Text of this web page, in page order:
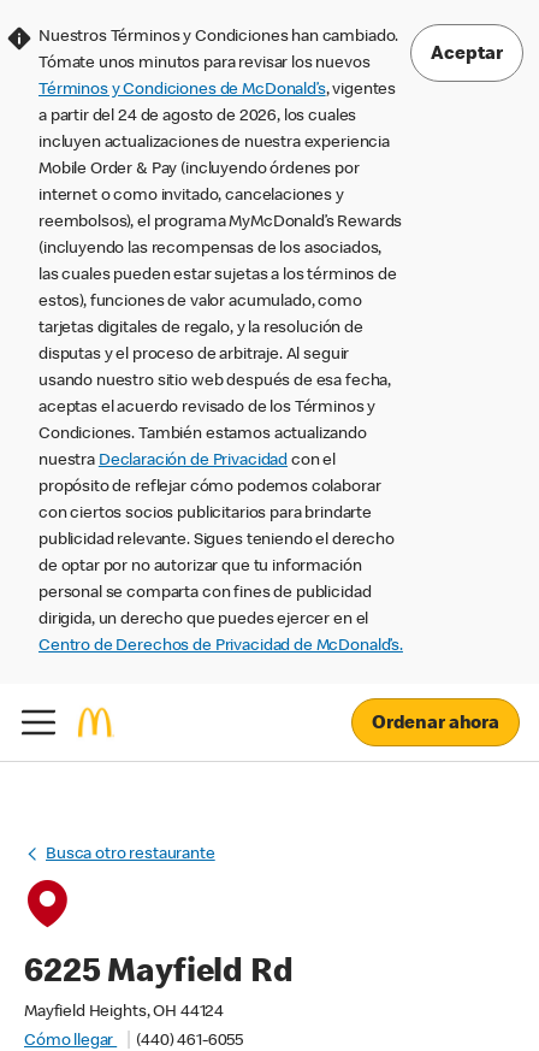
Nuestros Términos y Condiciones han cambiado.
Tómate unos minutos para revisar los nuevos
Términos y Condiciones de McDonald’s, vigentes
a partir del 24 de agosto de 2026, los cuales
incluyen actualizaciones de nuestra experiencia
Mobile Order & Pay (incluyendo órdenes por
internet o como invitado, cancelaciones y
reembolsos), el programa MyMcDonald’s Rewards
(incluyendo las recompensas de los asociados,
las cuales pueden estar sujetas a los términos de
estos), funciones de valor acumulado, como
tarjetas digitales de regalo, y la resolución de
disputas y el proceso de arbitraje. Al seguir
usando nuestro sitio web después de esa fecha,
aceptas el acuerdo revisado de los Términos y
Condiciones. También estamos actualizando
nuestra Declaración de Privacidad con el
propósito de reflejar cómo podemos colaborar
con ciertos socios publicitarios para brindarte
publicidad relevante. Sigues teniendo el derecho
de optar por no autorizar que tu información
personal se comparta con fines de publicidad
dirigida, un derecho que puedes ejercer en el
Centro de Derechos de Privacidad de McDonald’s.
Aceptar
Ordenar ahora
Busca otro restaurante
6225 Mayfield Rd
Mayfield Heights, OH 44124
Cómo llegar
(440) 461-6055